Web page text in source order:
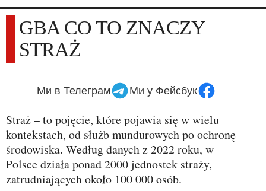
GBA CO TO ZNACZY
STRAŻ
Ми в Телеграм Ми у Фейсбук
Straż – to pojęcie, które pojawia się w wielu
kontekstach, od służb mundurowych po ochronę
środowiska. Według danych z 2022 roku, w
Polsce działa ponad 2000 jednostek straży,
zatrudniających około 100 000 osób.